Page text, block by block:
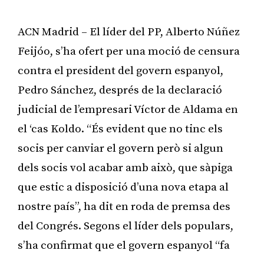
ACN Madrid – El líder del PP, Alberto Núñez
Feijóo, s’ha ofert per una moció de censura
contra el president del govern espanyol,
Pedro Sánchez, després de la declaració
judicial de l’empresari Víctor de Aldama en
el ‘cas Koldo. “És evident que no tinc els
socis per canviar el govern però si algun
dels socis vol acabar amb això, que sàpiga
que estic a disposició d’una nova etapa al
nostre país”, ha dit en roda de premsa des
del Congrés. Segons el líder dels populars,
s’ha confirmat que el govern espanyol “fa